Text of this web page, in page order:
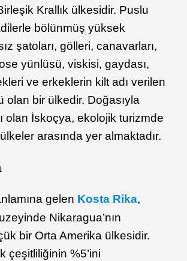
Krallık ülkesidir. Puslu
bölünmüş yüksek
şatoları, gölleri, canavarları,
yünlüsü, viskisi, gaydası,
ve erkeklerin kilt adı verilen
olan bir ülkedir. Doğasıyla
olan İskoçya, ekolojik turizmde
arasında yer almaktadır.
gelen Kosta Rika,
Nikaragua’nın
bir Orta Amerika ülkesidir.
çeşitliliğinin %5’ini